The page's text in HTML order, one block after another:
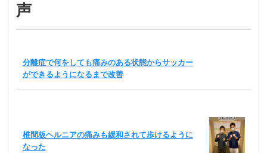
声
分離症で何をしても痛みのある状態からサッカー
ができるようになるまで改善
椎間板ヘルニアの痛みも緩和されて歩けるように
なった